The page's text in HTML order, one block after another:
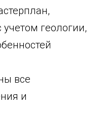
геологии,
все
и